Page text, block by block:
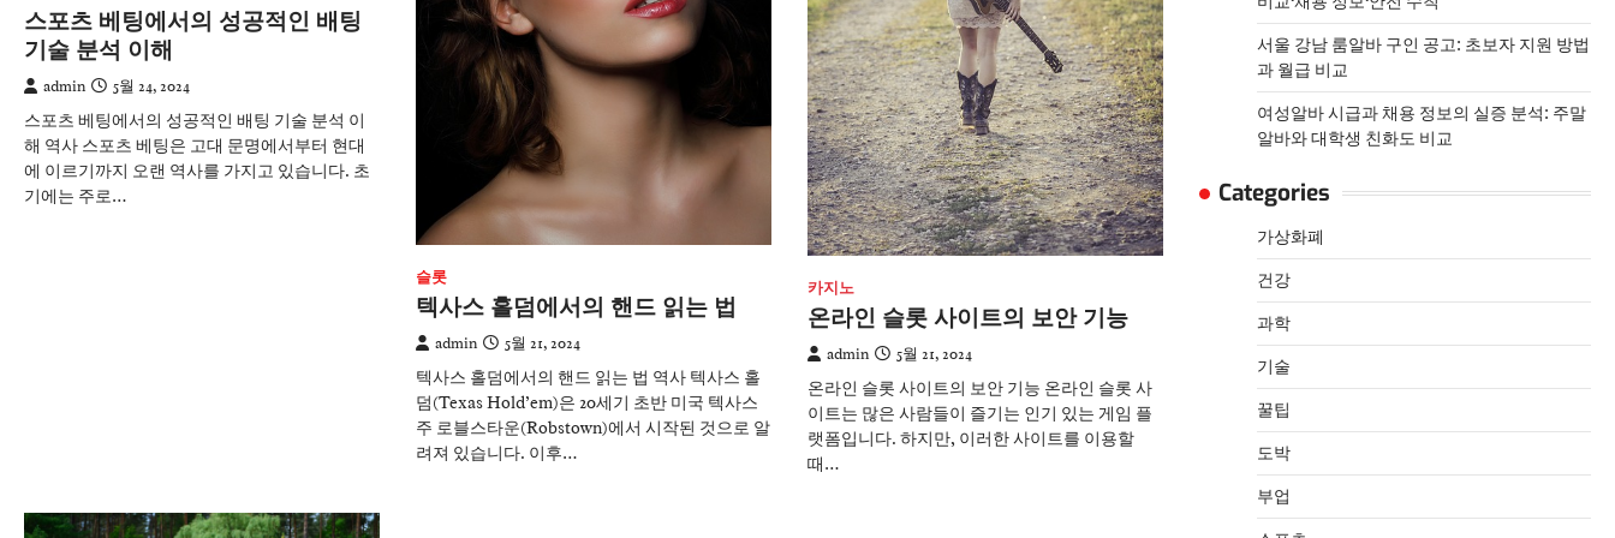
스포츠 베팅에서의 성공적인 배팅
기술 분석 이해
admin 5월 24, 2024
스포츠 베팅에서의 성공적인 배팅 기술 분석 이
해 역사 스포츠 베팅은 고대 문명에서부터 현대
에 이르기까지 오랜 역사를 가지고 있습니다. 초
기에는 주로…
슬롯
텍사스 홀덤에서의 핸드 읽는 법
admin 5월 21, 2024
텍사스 홀덤에서의 핸드 읽는 법 역사 텍사스 홀
덤(Texas Hold’em)은 20세기 초반 미국 텍사스
주 로블스타운(Robstown)에서 시작된 것으로 알
려져 있습니다. 이후…
카지노
온라인 슬롯 사이트의 보안 기능
admin 5월 21, 2024
온라인 슬롯 사이트의 보안 기능 온라인 슬롯 사
이트는 많은 사람들이 즐기는 인기 있는 게임 플
랫폼입니다. 하지만, 이러한 사이트를 이용할
때…
서울 강남 룸알바 구인 공고: 초보자 지원 방법
과 월급 비교
여성알바 시급과 채용 정보의 실증 분석: 주말
알바와 대학생 친화도 비교
Categories
가상화폐
건강
과학
기술
꿀팁
도박
부업